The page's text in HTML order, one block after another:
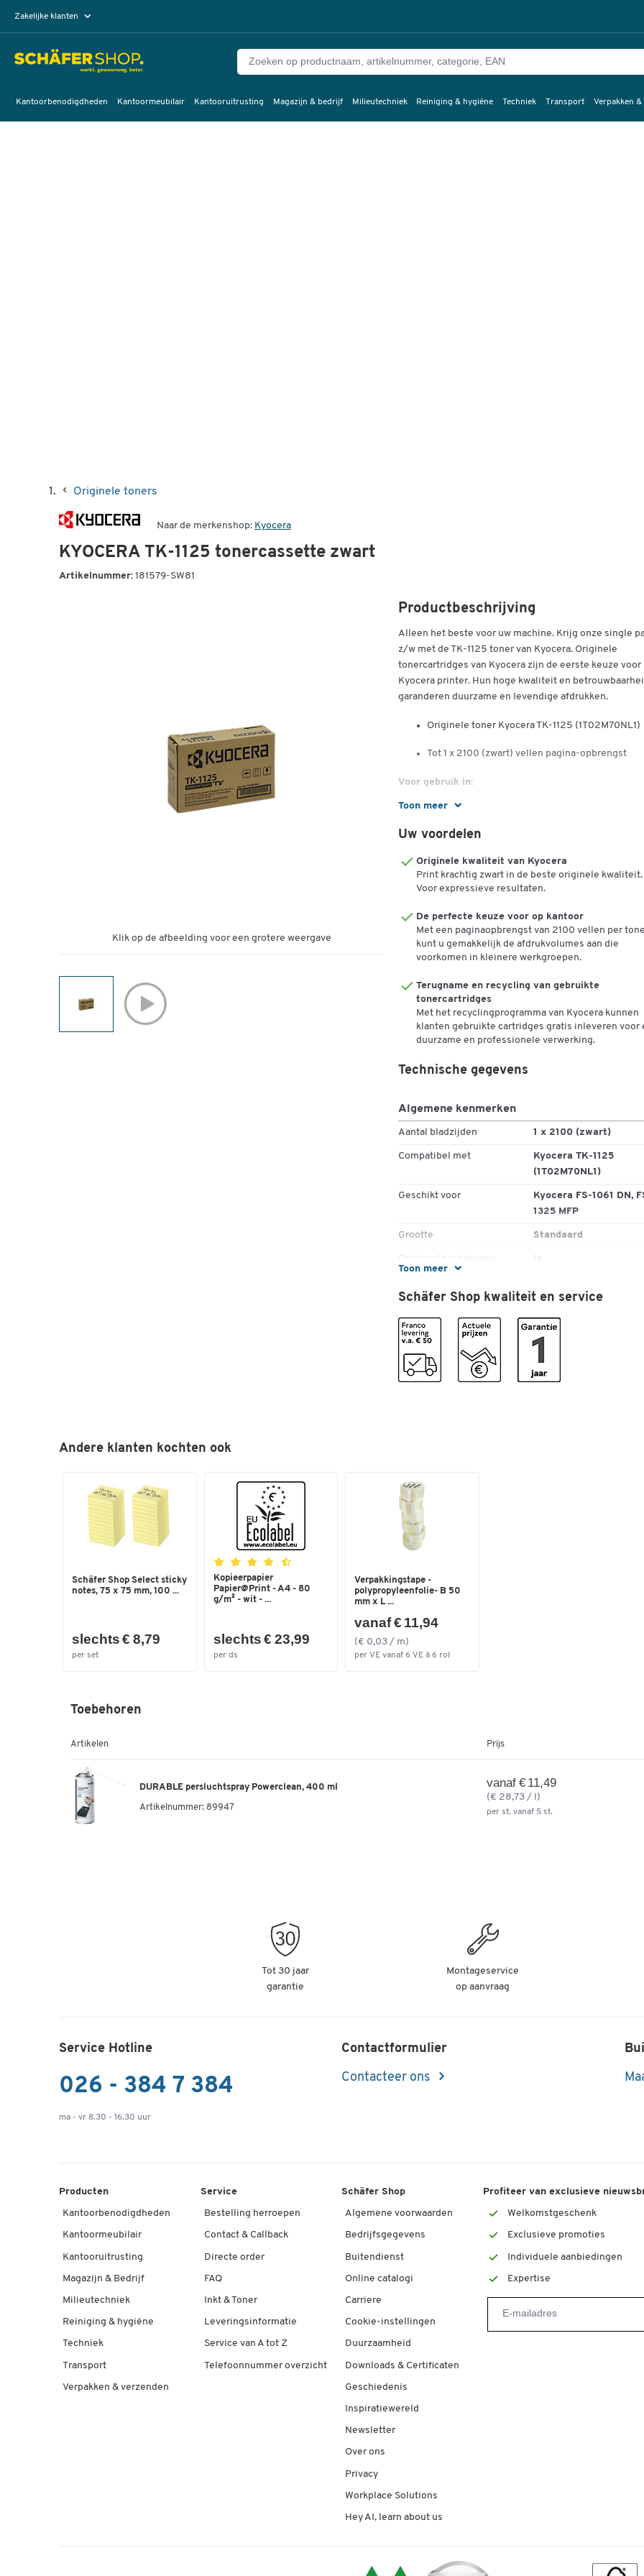
Zakelijke klanten
Kantoorbenodigdheden Kantoormeubilair Kantooruitrusting Magazijn & bedrijf Milieutechniek Reiniging & hygiëne Techniek Transport Verpakken &
Originele toners
Naar de merkenshop: Kyocera
KYOCERA TK-1125 tonercassette zwart
Artikelnummer: 181579-SW81
Klik op de afbeelding voor een grotere weergave
Toon meer
Productbeschrijving
Alleen het beste voor uw machine. Krijg onze single
z/w met de TK-1125 toner van Kyocera. Originele
tonercartridges van Kyocera zijn de eerste keuze voor
Kyocera printer. Hun hoge kwaliteit en
garanderen duurzame en levendige afdrukken.
Originele toner Kyocera TK-1125 (1T02M70NL1)
Tot 1 x 2100 (zwart) vellen pagina-opbrengst
Voor gebruik in:
Kyocera FS-1061 DN, FS-1325 MFP
Uw voordelen
Originele kwaliteit van Kyocera
Print krachtig zwart in de beste originele kwaliteit.
Voor expressieve resultaten.
De perfecte keuze voor op kantoor
Met een paginaopbrengst van 2100 vellen per
kunt u gemakkelijk de afdrukvolumes aan die
voorkomen in kleinere werkgroepen.
Terugname en recycling van gebruikte
tonercartridges
Met het recyclingprogramma van Kyocera kunnen
klanten gebruikte cartridges gratis inleveren voor
duurzame en professionele verwerking.
Toon meer
Technische gegevens
Algemene kenmerken
Aantal bladzijden 1 x 2100 (zwart)
Compatibel met
Kyocera TK-1125
(1T02M70NL1)
Geschikt voor
Kyocera FS-1061 DN,
1325 MFP
Grootte Standaard
Origineel toebehoren
recyclingprogramma
Spaarpaket nee
Type Tonercartridge
Kleuren
Schäfer Shop kwaliteit en service
Andere klanten kochten ook
Schäfer Shop Select sticky
notes, 75 x 75 mm, 100 ...
slechts € 8,79
per set
Kopieerpapier
Papier@Print - A4 - 80
g/m² - wit - ...
slechts € 23,99
per ds
Verpakkingstape -
polypropyleenfolie- B 50
mm x L ...
vanaf € 11,94
(€ 0,03 / m)
per VE vanaf 6 VE à 6 rol
Toebehoren
Artikelen Prijs
DURABLE persluchtspray Powerclean, 400 ml
Artikelnummer: 89947
vanaf € 11,49
(€ 28,73 / l)
per st. vanaf 5 st.
Tot 30 jaar
garantie
Montageservice
op aanvraag
Service Hotline
026 - 384 7 384
ma - vr 8.30 - 16.30 uur
Contactformulier
Contacteer ons
Producten
Kantoorbenodigdheden
Kantoormeubilair
Kantooruitrusting
Magazijn & Bedrijf
Milieutechniek
Reiniging & hygiëne
Techniek
Transport
Verpakken & verzenden
Service
Bestelling herroepen
Contact & Callback
Directe order
FAQ
Inkt & Toner
Leveringsinformatie
Service van A tot Z
Telefoonnummer overzicht
Schäfer Shop
Algemene voorwaarden
Bedrijfsgegevens
Buitendienst
Online catalogi
Carriere
Cookie-instellingen
Duurzaamheid
Downloads & Certificaten
Geschiedenis
Inspiratiewereld
Newsletter
Over ons
Privacy
Workplace Solutions
Hey AI, learn about us
Profiteer van exclusieve
Welkomstgeschenk
Exclusieve promoties
Individuele aanbiedingen
Expertise